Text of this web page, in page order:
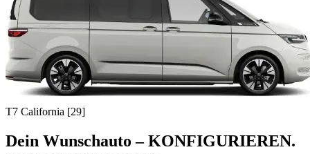
T7 California [29]
Dein Wunschauto – KONFIGURIEREN.